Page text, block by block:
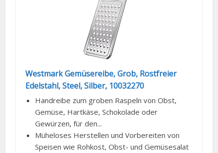
Westmark Gemüsereibe, Grob, Rostfreier
Edelstahl, Steel, Silber, 10032270
Handreibe zum groben Raspeln von Obst,
Gemüse, Hartkäse, Schokolade oder
Gewürzen, für den...
Müheloses Herstellen und Vorbereiten von
Speisen wie Rohkost, Obst- und Gemüsesalat